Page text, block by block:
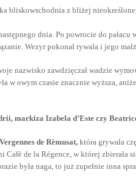
bliskowschodnia z bliżej
dnia. Po powrocie do
Wezyr pokonał rywala i jego
nazwisko zawdzięczał wadzie
w owym czasie znacznie wyższa,
markiza Izabela d’Este czy
de Rèmusat, która grywała
de la Régence, w której zbierała
była naga, to już zupełnie inna